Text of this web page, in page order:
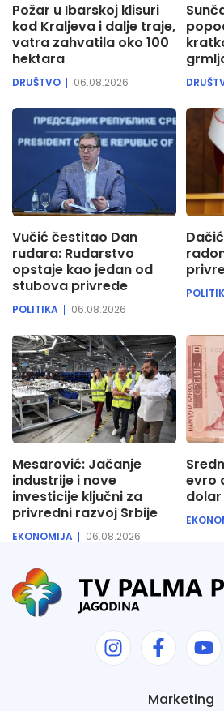
Požar u Ibarskoj klisuri
kod Kraljeva i dalje traje,
vatra zahvatila oko 100
hektara
DRUŠTVO 06.08.2026
Vučić čestitao Dan
rudara: Rudarstvo
opstaje kao jedan od
stubova privrede
POLITIKA 06.08.2026
Mesarović: Jačanje
industrije i nove
investicije ključni za
privredni razvoj Srbije
EKONOMIJA 06.08.2026
evro
dolar
Marketing